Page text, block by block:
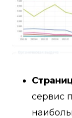
сервис